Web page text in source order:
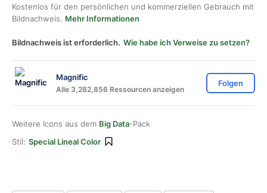
Kostenlos für den persönlichen und kommerziellen Gebrauch mit
Bildnachweis. Mehr Informationen
Bildnachweis ist erforderlich. Wie habe ich Verweise zu setzen?
Magnific
Alle 3,282,856 Ressourcen anzeigen
Folgen
Weitere Icons aus dem Big Data-Pack
Stil: Special Lineal Color